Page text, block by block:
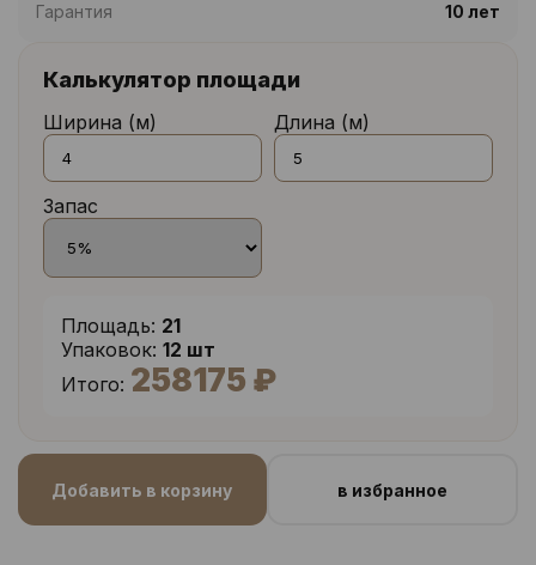
Гарантия 10 лет
Калькулятор площади
Ширина (м) Длина (м)
Запас
Площадь: 21
Упаковок: 12 шт
Итого: 258175 ₽
Добавить в корзину в избранное